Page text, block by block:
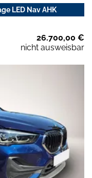
LED Nav AHK
26.700,00 €
nicht ausweisbar